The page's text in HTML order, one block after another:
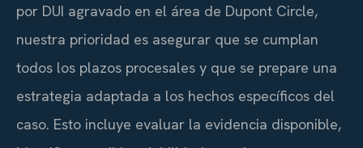
por DUI agravado en el área de Dupont Circle,
nuestra prioridad es asegurar que se cumplan
todos los plazos procesales y que se prepare una
estrategia adaptada a los hechos específicos del
caso. Esto incluye evaluar la evidencia disponible,